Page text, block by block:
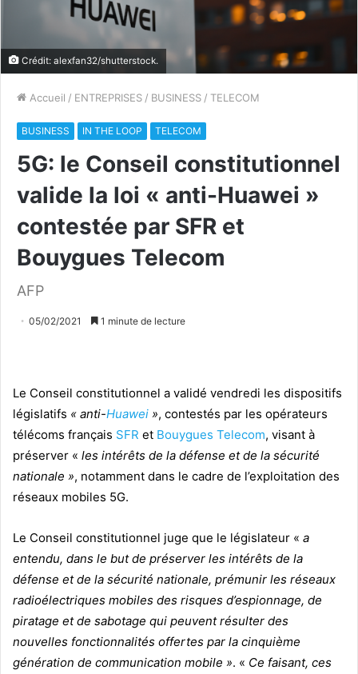
Crédit: alexfan32/shutterstock.
Accueil / ENTREPRISES / BUSINESS / TELECOM
BUSINESS IN THE LOOP TELECOM
5G: le Conseil constitutionnel
valide la loi « anti-Huawei »
contestée par SFR et
Bouygues Telecom
AFP
05/02/2021 1 minute de lecture
Le Conseil constitutionnel a validé vendredi les dispositifs
législatifs « anti-Huawei », contestés par les opérateurs
télécoms français SFR et Bouygues Telecom, visant à
préserver « les intérêts de la défense et de la sécurité
nationale », notamment dans le cadre de l’exploitation des
réseaux mobiles 5G.
Le Conseil constitutionnel juge que le législateur « a
entendu, dans le but de préserver les intérêts de la
défense et de la sécurité nationale, prémunir les réseaux
radioélectriques mobiles des risques d’espionnage, de
piratage et de sabotage qui peuvent résulter des
nouvelles fonctionnalités offertes par la cinquième
génération de communication mobile ». « Ce faisant, ces